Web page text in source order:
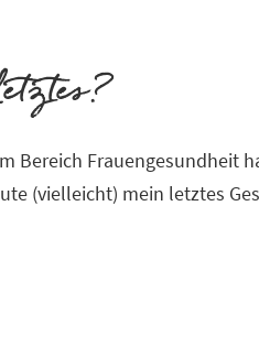
Frauengesundheit
(vielleicht) mein letztes